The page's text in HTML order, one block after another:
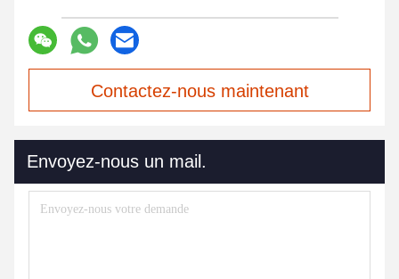
Contactez-nous maintenant
Envoyez-nous un mail.